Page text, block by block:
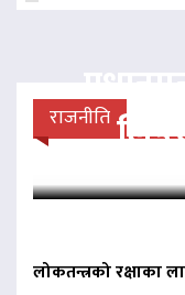
राजनीति
लोकतन्त्रको